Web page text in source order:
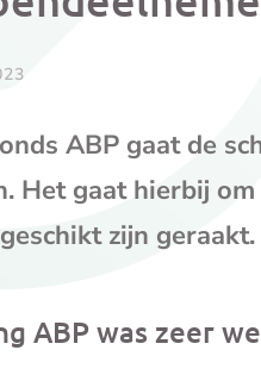
ABP gaat de
Het gaat hierbij
zijn geraakt.
ABP was zeer